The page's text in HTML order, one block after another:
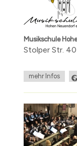
Musikschule
Stolper Str.
mehr Infos